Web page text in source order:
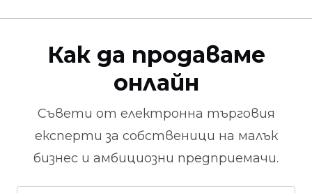
Как да продаваме
онлайн
Съвети от електронна търговия
експерти за собственици на малък
бизнес и амбициозни предприемачи.